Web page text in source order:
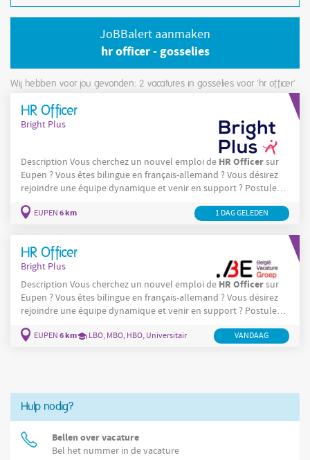
JoBBalert aanmaken
hr officer - gosselies
Wij hebben voor jou gevonden: 2 vacatures in gosselies voor 'hr officer'
HR Officer
Bright Plus
Description Vous cherchez un nouvel emploi de HR Officersur
Eupen ? Vous êtes bilingue en français-allemand ? Vous désirez
rejoindre une équipe dynamique et venir en support ? Postulez-
suivantes : Vous assurez la gestion administrative relative à
EUPEN 6 km 1 DAG GELEDEN
HR Officer
Bright Plus
Description Vous cherchez un nouvel emploi de HR Officersur
Eupen ? Vous êtes bilingue en français-allemand ? Vous désirez
rejoindre une équipe dynamique et venir en support ? Postulez-
suivantes : Vous assurez la gestion administrative relative à
EUPEN 6 km LBO, MBO, HBO, Universitair VANDAAG
Hulp nodig?
Bellen over vacature
Bel het nummer in de vacature